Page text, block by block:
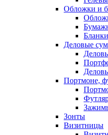
Обложки и
Деловые
Портмоне,
Зонты
Визитницы